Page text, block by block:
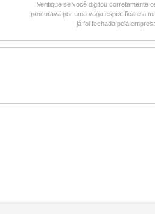
Verifique se você digitou corretamente
procurava por uma vaga específica e a
já foi fechada pela